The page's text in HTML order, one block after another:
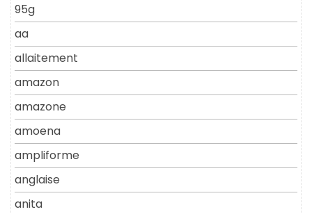
95g
aa
allaitement
amazon
amazone
amoena
ampliforme
anglaise
anita